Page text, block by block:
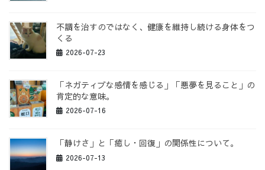
不調を治すのではなく、健康を維持し続ける身体をつ
くる
2026-07-23
「ネガティブな感情を感じる」「悪夢を見ること」の
肯定的な意味。
2026-07-16
「静けさ」と「癒し・回復」の関係性について。
2026-07-13